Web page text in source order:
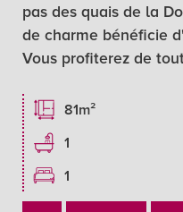
pas des quais de la
de charme bénéficie
Vous profiterez de
81m²
1
1